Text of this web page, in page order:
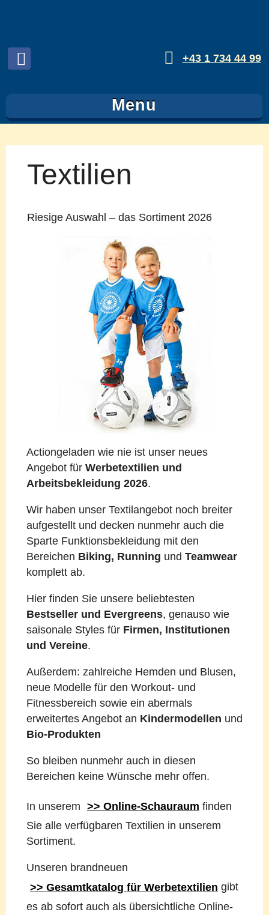
+43 1 734 44 99
Facebook
Menu
Textilien
Riesige Auswahl – das Sortiment 2026
Actiongeladen wie nie ist unser neues
Angebot für Werbetextilien und
Arbeitsbekleidung 2026.
Wir haben unser Textilangebot noch breiter
aufgestellt und decken nunmehr auch die
Sparte Funktionsbekleidung mit den
Bereichen Biking, Running und Teamwear
komplett ab.
Hier finden Sie unsere beliebtesten
Bestseller und Evergreens, genauso wie
saisonale Styles für Firmen, Institutionen
und Vereine.
Außerdem: zahlreiche Hemden und Blusen,
neue Modelle für den Workout- und
Fitnessbereich sowie ein abermals
erweitertes Angebot an Kindermodellen und
Bio-Produkten
So bleiben nunmehr auch in diesen
Bereichen keine Wünsche mehr offen.
In unserem >> Online-Schauraum finden
Sie alle verfügbaren Textilien in unserem
Sortiment.
Unseren brandneuen
>> Gesamtkatalog für Werbetextilien gibt
es ab sofort auch als übersichtliche Online-